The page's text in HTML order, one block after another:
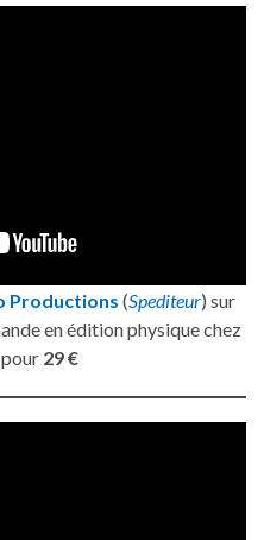
Productions (Spediteur) sur
en édition physique chez
pour 29 €